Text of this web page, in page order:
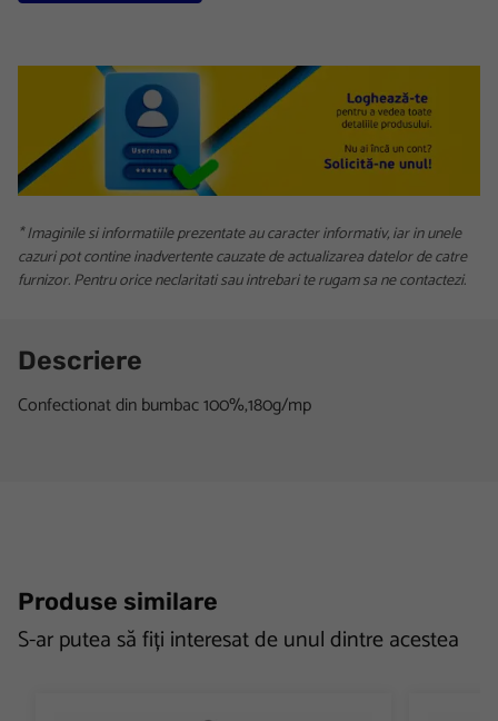
* Imaginile si informatiile prezentate au caracter informativ, iar in unele
cazuri pot contine inadvertente cauzate de actualizarea datelor de catre
furnizor. Pentru orice neclaritati sau intrebari te rugam sa ne contactezi.
Descriere
Confectionat din bumbac 100%,180g/mp
Produse similare
S-ar putea să fiți interesat de unul dintre acestea